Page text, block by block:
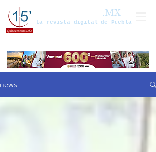
.MX
La revista digital de Puebla
news